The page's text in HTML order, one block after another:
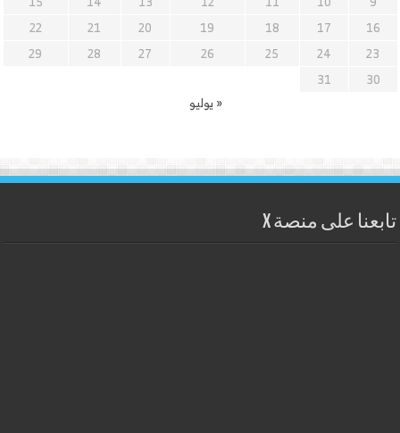
16
17
18
19
20
21
22
23
24
25
26
27
28
29
30
31
« يوليو
تابعنا على منصة X